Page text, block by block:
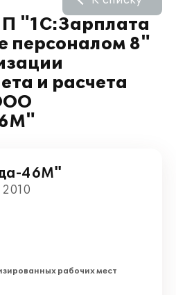
"1С:Зарплата
персоналом 8"
и расчета
46М"
рабочих мест